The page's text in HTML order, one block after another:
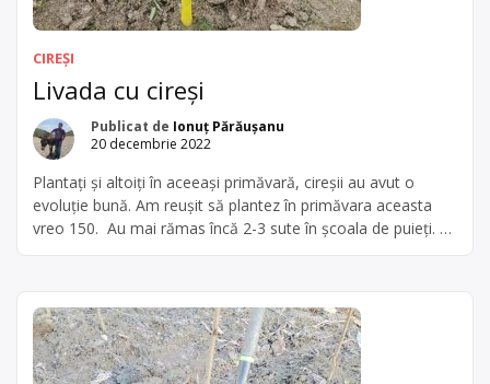
CIREȘI
Livada cu cireși
Publicat de Ionuț Părăușanu
20 decembrie 2022
Plantați și altoiți în aceeași primăvară, cireșii au avut o
evoluție bună. Am reușit să plantez în primăvara aceasta
vreo 150. Au mai rămas încă 2-3 sute în școala de puieți. O